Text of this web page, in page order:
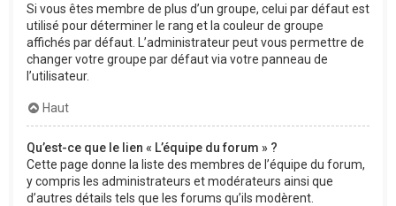
Si vous êtes membre de plus d’un groupe, celui par défaut est
utilisé pour déterminer le rang et la couleur de groupe
affichés par défaut. L’administrateur peut vous permettre de
changer votre groupe par défaut via votre panneau de
l’utilisateur.
Haut
Qu’est-ce que le lien « L’équipe du forum » ?
Cette page donne la liste des membres de l’équipe du forum,
y compris les administrateurs et modérateurs ainsi que
d’autres détails tels que les forums qu’ils modèrent.